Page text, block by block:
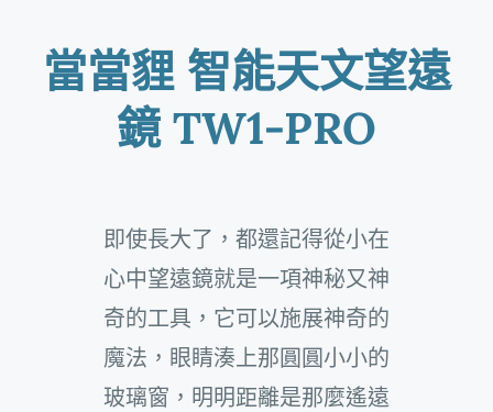
當當貍 智能天文望遠
鏡 TW1-PRO
即使長大了，都還記得從小在
心中望遠鏡就是一項神秘又神
奇的工具，它可以施展神奇的
魔法，眼睛湊上那圓圓小小的
玻璃窗，明明距離是那麼遙遠